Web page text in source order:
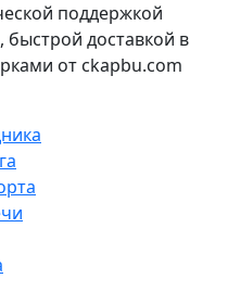
поддержкой
быстрой доставкой в
от ckapbu.com